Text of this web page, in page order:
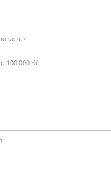
vozu?
100 000 Kč